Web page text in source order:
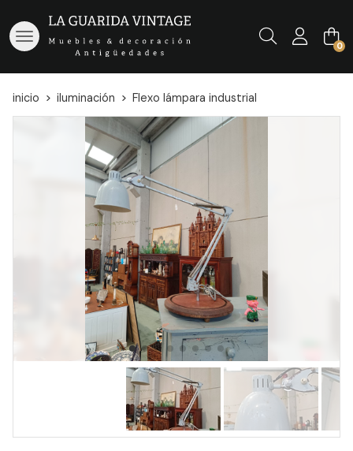
Buscar 0
inicio iluminación Flexo lámpara industrial